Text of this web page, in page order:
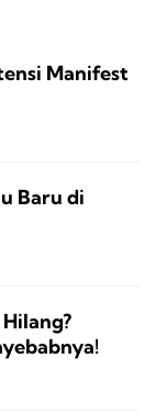
Manifest
Baru di